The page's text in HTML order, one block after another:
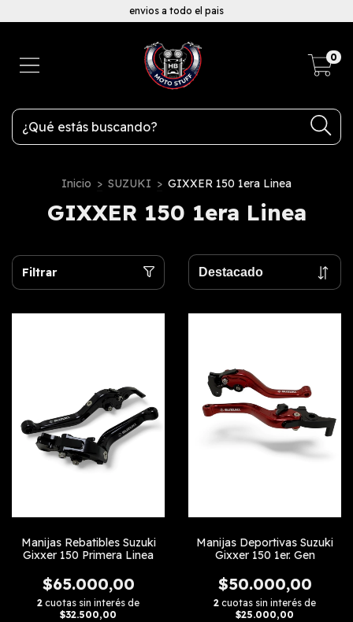
envios a todo el pais
0
Inicio > SUZUKI > GIXXER 150 1era Linea
GIXXER 150 1era Linea
Filtrar
Manijas Rebatibles Suzuki
Gixxer 150 Primera Linea
$65.000,00
2 cuotas sin interés de
$32.500,00
Manijas Deportivas Suzuki
Gixxer 150 1er. Gen
$50.000,00
2 cuotas sin interés de
$25.000,00